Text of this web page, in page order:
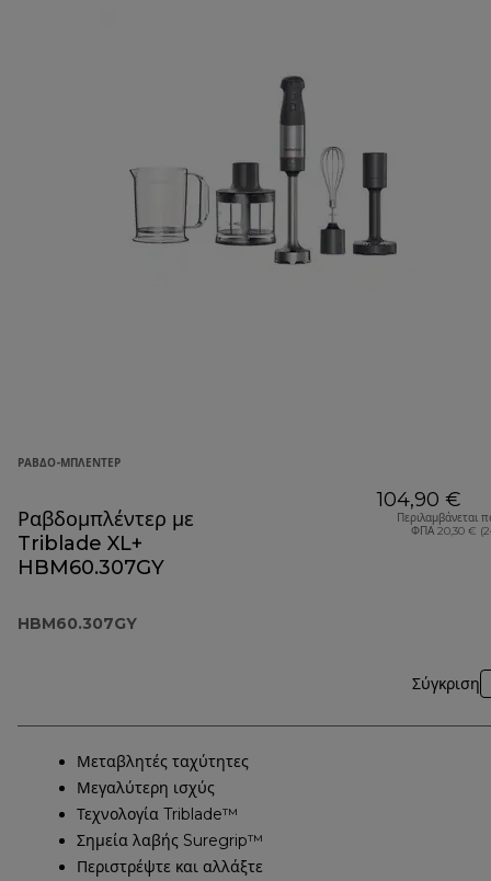
ΡΑΒΔΟ-ΜΠΛΈΝΤΕΡ
Ραβδομπλέντερ με
Triblade XL+
HBM60.307GY
HBM60.307GY
104,90 €
Περιλαμβάνεται
ΦΠΑ 20,30 €
Σύγκριση
Μεταβλητές ταχύτητες
Μεγαλύτερη ισχύς
Τεχνολογία Triblade™
Σημεία λαβής Suregrip™
Περιστρέψτε και αλλάξτε